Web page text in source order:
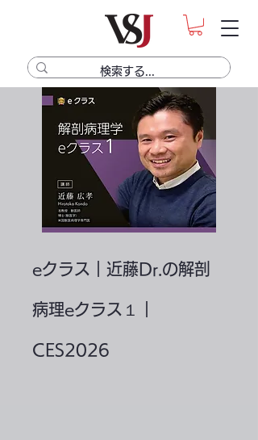
eクラス｜近藤Dr.の解剖
病理eクラス１｜
CES2026